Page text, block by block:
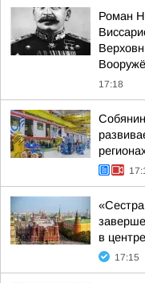
Роман
17:18
в
17:15